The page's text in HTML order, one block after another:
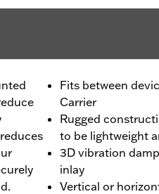
Fits between
Carrier
Rugged
to be lightweight
3D vibration
inlay
Vertical or